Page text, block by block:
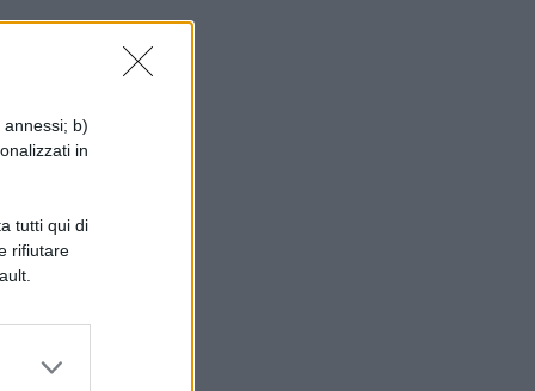
b)
in
tutti qui di
rifiutare